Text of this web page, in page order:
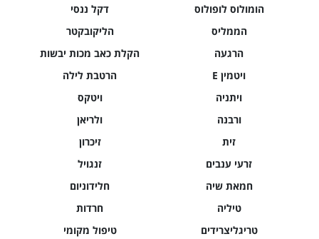
דקל ננסי
הומולוס לופולוס
הליקובקטר
הממליס
הקלת כאב מכות יבשות
הרגעה
הרטבת לילה
ויטמין E
ויטקס
ויתניה
ולריאן
ורבנה
זיכרון
זית
זנגויל
זרעי ענבים
חלידוניום
חמאת שיה
חרדות
טיליה
טיפול מקומי
טריגליצרידים